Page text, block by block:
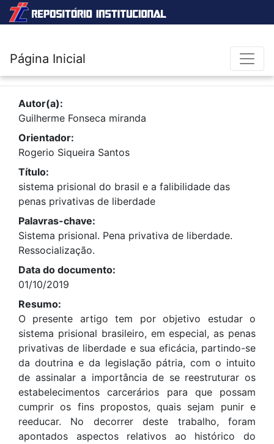
Página Inicial
Autor(a):
Guilherme Fonseca miranda
Orientador:
Rogerio Siqueira Santos
Título:
sistema prisional do brasil e a falibilidade das
penas privativas de liberdade
Palavras-chave:
Sistema prisional. Pena privativa de liberdade.
Ressocialização.
Data do documento:
01/10/2019
Resumo:
O presente artigo tem por objetivo estudar o
sistema prisional brasileiro, em especial, as penas
privativas de liberdade e sua eficácia, partindo-se
da doutrina e da legislação pátria, com o intuito
de assinalar a importância de se reestruturar os
estabelecimentos carcerários para que possam
cumprir os fins propostos, quais sejam punir e
reeducar. No decorrer deste trabalho, foram
apontados aspectos relativos ao histórico do